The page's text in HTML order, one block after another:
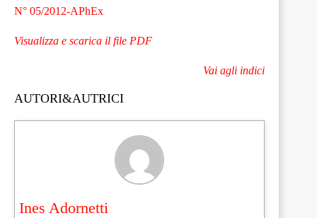
N° 05/2012-APhEx
Visualizza e scarica il file PDF
Vai agli indici
AUTORI&AUTRICI
Ines Adornetti